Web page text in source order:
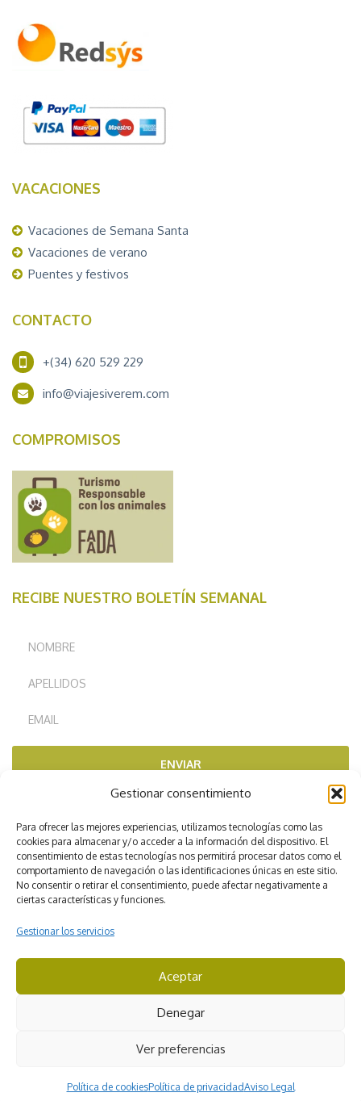
Gestionar consentimiento
Para ofrecer las mejores experiencias, utilizamos tecnologías como las
cookies para almacenar y/o acceder a la información del dispositivo. El
consentimiento de estas tecnologías nos permitirá procesar datos como el
comportamiento de navegación o las identificaciones únicas en este sitio.
No consentir o retirar el consentimiento, puede afectar negativamente a
ciertas características y funciones.
Gestionar los servicios
Aceptar
Denegar
Ver preferencias
Política de cookiesPolítica de privacidadAviso Legal
VACACIONES
Vacaciones de Semana Santa
Vacaciones de verano
Puentes y festivos
CONTACTO
+(34) 620 529 229
info@viajesiverem.com
COMPROMISOS
RECIBE NUESTRO BOLETÍN SEMANAL
ENVIAR
CICMA 3422
Condiciones generales de Viajes Iverem
Política de privacidad